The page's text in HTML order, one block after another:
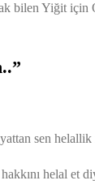
bilen Yiğit
sen
helal